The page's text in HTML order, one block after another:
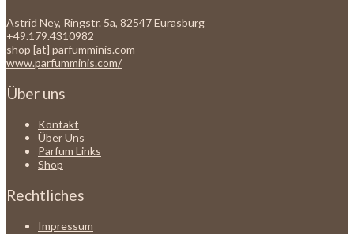
Astrid Ney, Ringstr. 5a, 82547 Eurasburg
+49.179.4310982
shop [at] parfumminis.com
www.parfumminis.com/
Über uns
Kontakt
Über Uns
Parfum Links
Shop
Rechtliches
Impressum